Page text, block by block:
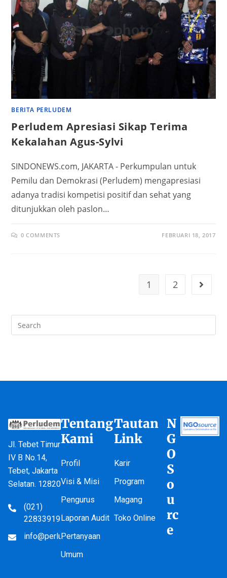
BERITA PERLUDEM
Perludem Apresiasi Sikap Terima
Kekalahan Agus-Sylvi
SINDONEWS.com, JAKARTA - Perkumpulan untuk
Pemilu dan Demokrasi (Perludem) mengapresiasi
adanya tradisi kompetisi positif dan sehat yang
ditunjukkan oleh paslon…
0 COMMENTS FEBRUARI 18, 2017
1 2
Jl. Tebet Timur
IV B No.14,
Tebet, Jakarta
Selatan. 12820
(021)
22833919
info@perludem.or.id
Tentang
Kami
Profil
Visi & Misi
Pengurus
Laporan Audit
Pertanyaan
Umum
Tautan
Link
Karir
Program
Magang
Toko Online
N
G
O
S
o
u
rc
e